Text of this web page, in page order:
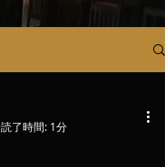
読了時間: 1分